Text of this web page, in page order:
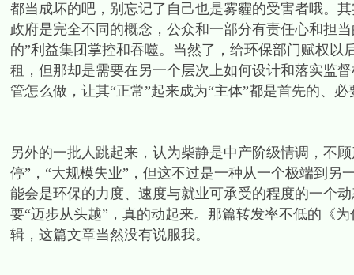
都当成坏的吧，别忘记了自己也是雾霾的受害者哦。
政府是完全不同的概念，公众和一部分有责任心和担
的”利益集团掌控和吞噬。当然了，给环保部门赋权
租，但那却是需要在另一个层次上如何设计和落实监
管怎么做，让其“正常”起来成为“主体”都是首先的、
另外的一批人跳起来，认为柴静是中产阶级情调，不
停”，“大规模失业”，但这不过是一种从一个极端到
能会是环保的力度、速度与就业可承受的程度的一个
要“迈步从头越”，真的动起来。那篇转发率不低的《
辑，这篇文章当然没有说服我。